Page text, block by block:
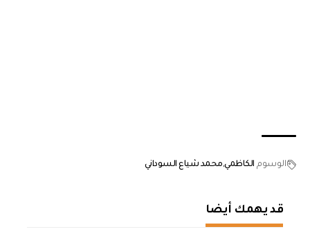
الوسوم الكاظمي محمد شياع السوداني
قد يهمك أيضا